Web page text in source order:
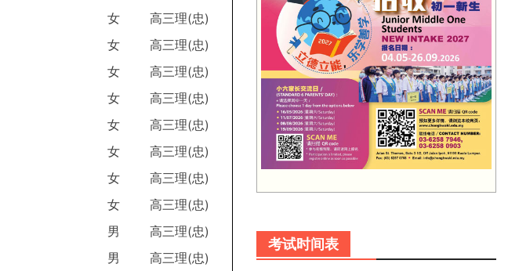
女
高三理(忠)
女
高三理(忠)
女
高三理(忠)
女
高三理(忠)
女
高三理(忠)
女
高三理(忠)
女
高三理(忠)
女
高三理(忠)
男
高三理(忠)
男
高三理(忠)
考试时间表